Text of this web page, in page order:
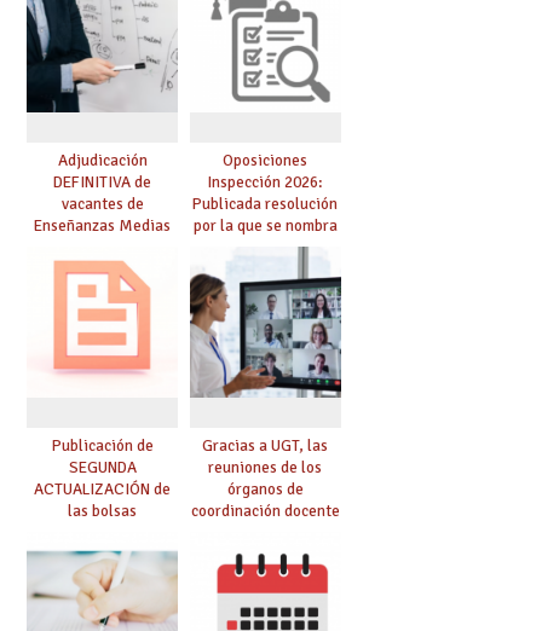
Adjudicación
DEFINITIVA de
vacantes de
Enseñanzas Medias
Oposiciones
Inspección 2026:
Publicada resolución
por la que se nombra
funcionarios/as en
prácticas, se regulan
dichas prácticas y se
convoca acto público
de adjudicación
Publicación de
SEGUNDA
ACTUALIZACIÓN de
las bolsas
Cuerpo de Maestros
de especialidades
convocadas a
oposición
Gracias a UGT, las
reuniones de los
órganos de
coordinación docente
de manera
telemática, sin exigir
presencialidad en el
centro